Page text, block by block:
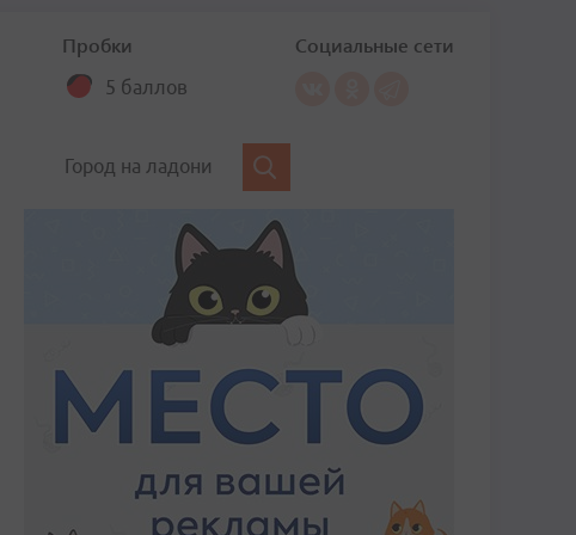
Пробки
5 баллов
Социальные сети
Город на ладони